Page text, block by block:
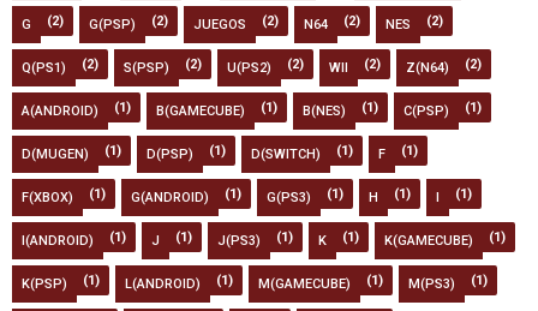
G (2) G(PSP) (2) JUEGOS (2) N64 (2) NES (2)
Q(PS1) (2) S(PSP) (2) U(PS2) (2) WII (2) Z(N64) (2)
A(ANDROID) (1) B(GAMECUBE) (1) B(NES) (1) C(PSP) (1)
D(MUGEN) (1) D(PSP) (1) D(SWITCH) (1) F (1)
F(XBOX) (1) G(ANDROID) (1) G(PS3) (1) H (1) (1)
I(ANDROID) (1) J (1) J(PS3) (1) K (1) K(GAMECUBE) (1)
K(PSP) (1) L(ANDROID) (1) M(GAMECUBE) (1) M(PS3) (1)